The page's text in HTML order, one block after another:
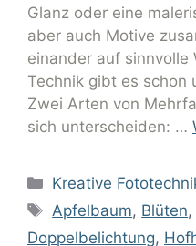
Glanz oder eine
aber auch Motive
einander auf sinnvolle
Technik gibt es schon
Zwei Arten von
sich unterscheiden: …
Kreative
Apfelbaum, Blüten,
Doppelbelichtung,